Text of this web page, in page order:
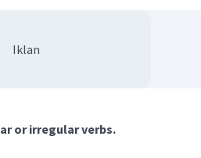
Iklan
or irregular verbs.